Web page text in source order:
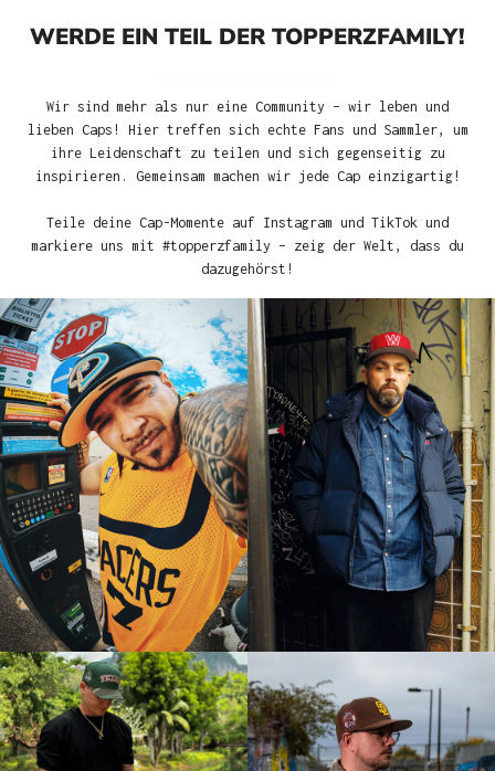
WERDE EIN TEIL DER TOPPERZFAMILY!
Wir sind mehr als nur eine Community – wir leben und
lieben Caps! Hier treffen sich echte Fans und Sammler, um
ihre Leidenschaft zu teilen und sich gegenseitig zu
inspirieren. Gemeinsam machen wir jede Cap einzigartig!
Teile deine Cap-Momente auf Instagram und TikTok und
markiere uns mit #topperzfamily – zeig der Welt, dass du
dazugehörst!